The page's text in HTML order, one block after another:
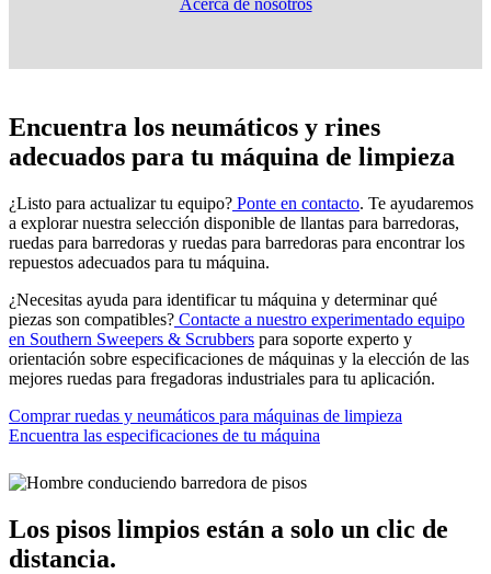
Encuentra los neumáticos y rines
adecuados para tu máquina de limpieza
¿Listo para actualizar tu equipo? Ponte en contacto. Te ayudaremos
a explorar nuestra selección disponible de llantas para barredoras,
ruedas para barredoras y ruedas para barredoras para encontrar los
repuestos adecuados para tu máquina.
¿Necesitas ayuda para identificar tu máquina y determinar qué
piezas son compatibles? Contacte a nuestro experimentado equipo
en Southern Sweepers & Scrubbers para soporte experto y
orientación sobre especificaciones de máquinas y la elección de las
mejores ruedas para fregadoras industriales para tu aplicación.
Comprar ruedas y neumáticos para máquinas de limpieza
Encuentra las especificaciones de tu máquina
Los pisos limpios están a solo un clic de
distancia.